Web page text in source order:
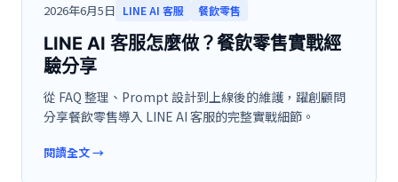
2026年6月5日 LINE AI 客服 餐飲零售
LINE AI 客服怎麼做？餐飲零售實戰經
驗分享
從 FAQ 整理、Prompt 設計到上線後的維護，躍創顧問
分享餐飲零售導入 LINE AI 客服的完整實戰細節。
閱讀全文→